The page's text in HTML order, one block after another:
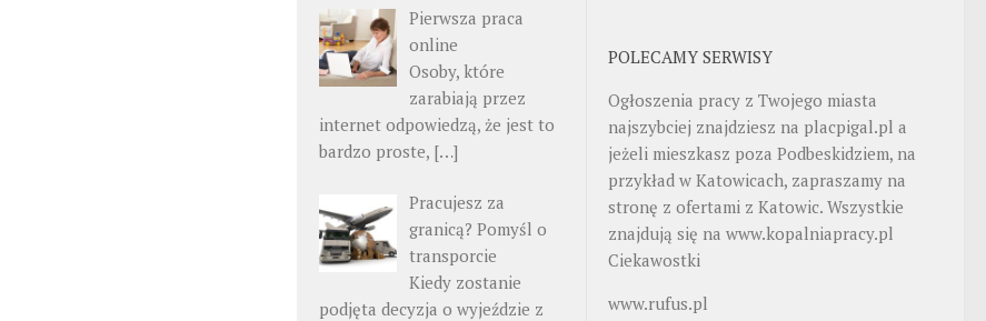
POLECAMY SERWISY
Ogłoszenia pracy z Twojego miasta
najszybciej znajdziesz na placpigal.pl a
jeżeli mieszkasz poza Podbeskidziem, na
przykład w Katowicach, zapraszamy na
stronę z ofertami z Katowic. Wszystkie
znajdują się na www.kopalniapracy.pl
Ciekawostki
www.rufus.pl
Pierwsza praca
online
Osoby, które
zarabiają przez
internet odpowiedzą, że jest to
bardzo proste, […]
Pracujesz za
granicą? Pomyśl o
transporcie
Kiedy zostanie
podjęta decyzja o wyjeździe z